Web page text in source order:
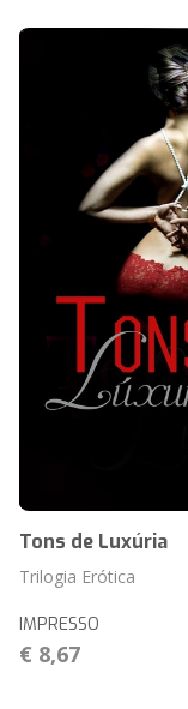
Tons de Luxúria
Trilogia Erótica
IMPRESSO
€ 8,67